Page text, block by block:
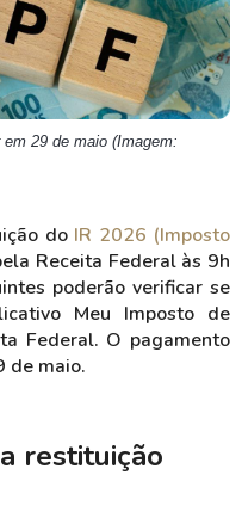
29 de maio (Imagem:
do IR 2026 (Imposto
Receita Federal às 9h
poderão verificar se
Meu Imposto de
Federal. O pagamento
de maio.
restituição